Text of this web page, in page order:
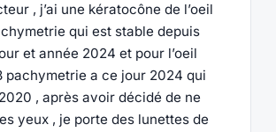
, j’ai une kératocône de l’oeil
qui est stable depuis
et année 2024 et pour l’oeil
pachymetrie a ce jour 2024 qui
, après avoir décidé de ne
yeux , je porte des lunettes de